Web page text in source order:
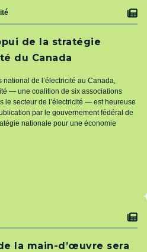
de la stratégie
du Canada
de l’électricité au Canada,
— une coalition de six associations
le secteur de l’électricité — est heureuse
par le gouvernement fédéral de
nationale pour une économie
la main-d’œuvre sera